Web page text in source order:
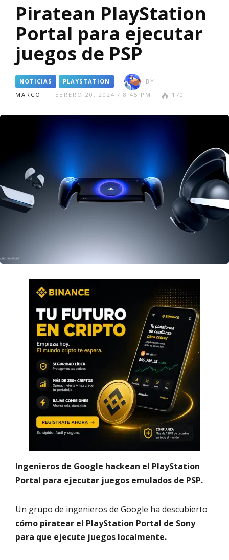
Piratean PlayStation
Portal para ejecutar
juegos de PSP
NOTICIAS PLAYSTATION
BY
MARCO
FEBRERO 20, 2024 / 8:45 PM 170
Ingenieros de Google hackean el PlayStation
Portal para ejecutar juegos emulados de PSP.
Un grupo de ingenieros de Google ha descubierto
cómo piratear el PlayStation Portal de Sony
para que ejecute juegos localmente.